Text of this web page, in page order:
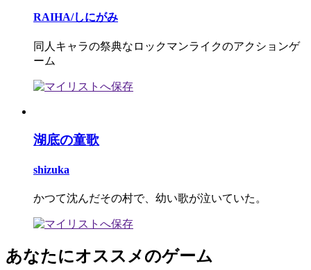
RAIHA/しにがみ
同人キャラの祭典なロックマンライクのアクションゲ
ーム
湖底の童歌
shizuka
かつて沈んだその村で、幼い歌が泣いていた。
あなたにオススメのゲーム